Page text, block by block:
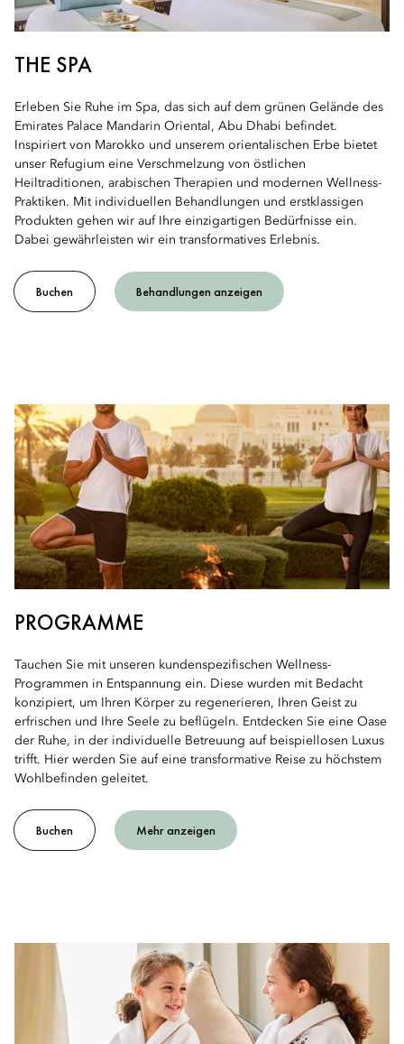
THE SPA
Erleben Sie Ruhe im Spa, das sich auf dem grünen Gelände des
Emirates Palace Mandarin Oriental, Abu Dhabi befindet.
Inspiriert von Marokko und unserem orientalischen Erbe bietet
unser Refugium eine Verschmelzung von östlichen
Heiltraditionen, arabischen Therapien und modernen Wellness-
Praktiken. Mit individuellen Behandlungen und erstklassigen
Produkten gehen wir auf Ihre einzigartigen Bedürfnisse ein.
Dabei gewährleisten wir ein transformatives Erlebnis.
Buchen Behandlungen anzeigen
PROGRAMME
Tauchen Sie mit unseren kundenspezifischen Wellness-
Programmen in Entspannung ein. Diese wurden mit Bedacht
konzipiert, um Ihren Körper zu regenerieren, Ihren Geist zu
erfrischen und Ihre Seele zu beflügeln. Entdecken Sie eine Oase
der Ruhe, in der individuelle Betreuung auf beispiellosen Luxus
trifft. Hier werden Sie auf eine transformative Reise zu höchstem
Wohlbefinden geleitet.
Buchen Mehr anzeigen